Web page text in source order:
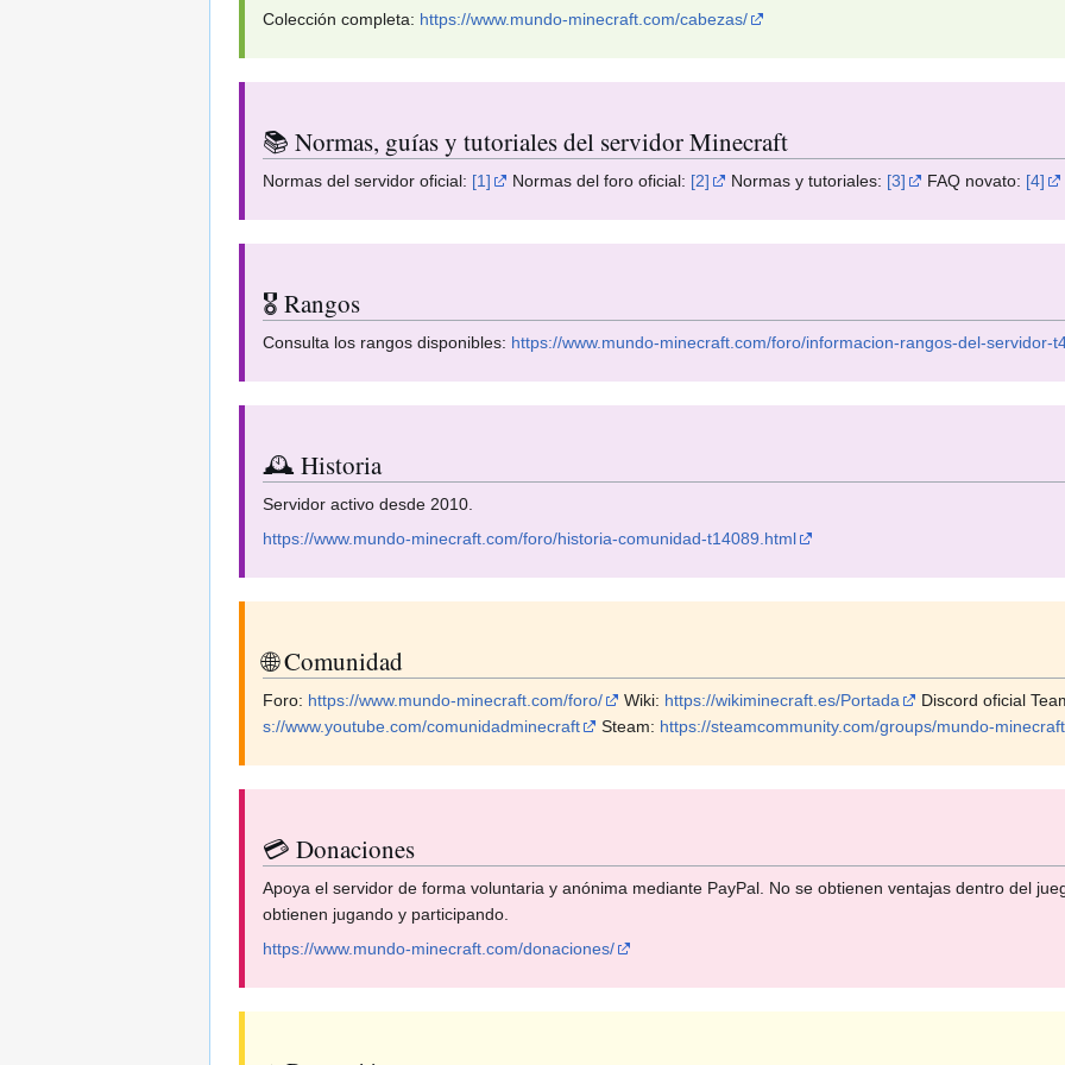
Colección completa: https://www.mundo-minecraft.com/cabezas/
📚 Normas, guías y tutoriales del servidor Minecraft
Normas del servidor oficial: [1] Normas del foro oficial: [2] Normas y tutoriales: [3] FAQ novato: [4]
🎖️ Rangos
Consulta los rangos disponibles: https://www.mundo-minecraft.com/foro/informacion-rangos-del-servidor-
🕰️ Historia
Servidor activo desde 2010.
https://www.mundo-minecraft.com/foro/historia-comunidad-t14089.html
🌐 Comunidad
Foro: https://www.mundo-minecraft.com/foro/ Wiki: https://wikiminecraft.es/Portada Discord oficial
s://www.youtube.com/comunidadminecraft
Steam: https://steamcommunity.com/groups/mundo-minecraft
💳 Donaciones
Apoya el servidor de forma voluntaria y anónima mediante PayPal. No se obtienen ventajas dentro del
obtienen jugando y participando.
https://www.mundo-minecraft.com/donaciones/